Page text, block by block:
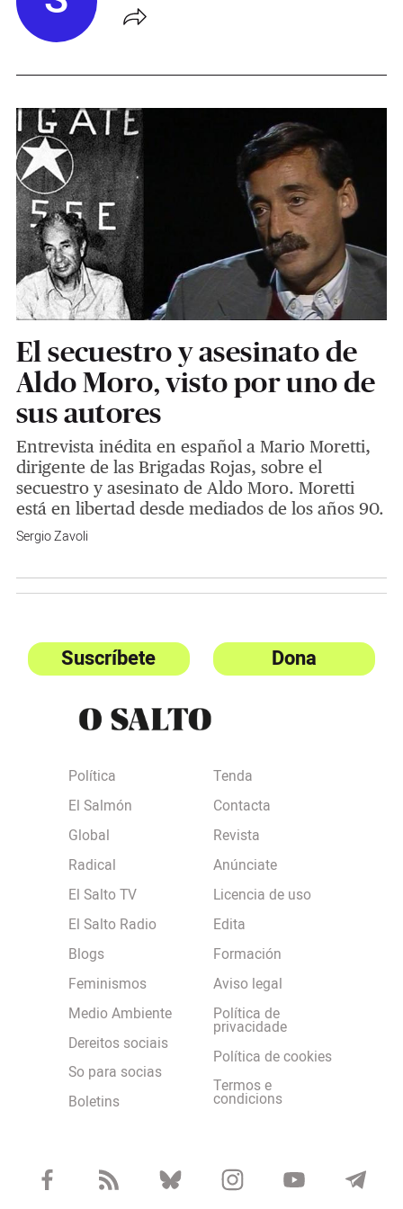
El secuestro y asesinato de
Aldo Moro, visto por uno de
sus autores
Entrevista inédita en español a Mario Moretti,
dirigente de las Brigadas Rojas, sobre el
secuestro y asesinato de Aldo Moro. Moretti
está en libertad desde mediados de los años 90.
Sergio Zavoli
Suscríbete Dona
Política
El Salmón
Global
Radical
El Salto TV
El Salto Radio
Blogs
Feminismos
Medio Ambiente
Dereitos sociais
So para socias
Boletins
Tenda
Contacta
Revista
Anúnciate
Licencia de uso
Edita
Formación
Aviso legal
Política de
privacidade
Política de cookies
Termos e
condicions